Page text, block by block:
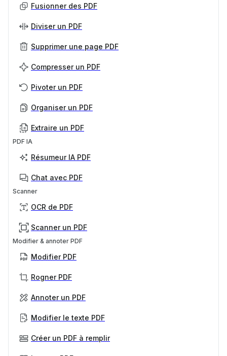
Fusionner des PDF
Diviser un PDF
Supprimer une page PDF
Compresser un PDF
Pivoter un PDF
Organiser un PDF
Extraire un PDF
PDF IA
Résumeur IA PDF
Chat avec PDF
Scanner
OCR de PDF
Scanner un PDF
Modifier & annoter PDF
Modifier PDF
Rogner PDF
Annoter un PDF
Modifier le texte PDF
Créer un PDF à remplir